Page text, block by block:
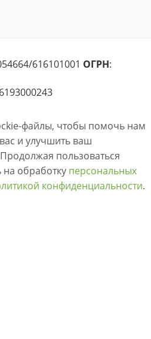
616101001 ОГРН:
файлы, чтобы помочь нам
и улучшить ваш
пользоваться
на обработку персональных
конфиденциальности.